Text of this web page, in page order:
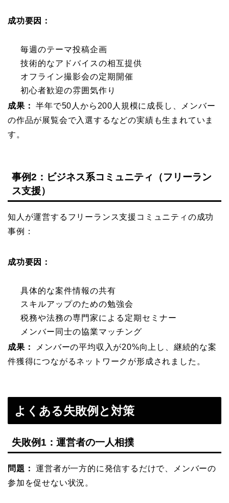
成功要因：
毎週のテーマ投稿企画
技術的なアドバイスの相互提供
オフライン撮影会の定期開催
初心者歓迎の雰囲気作り
成果：
半年で50人から200人規模に成長し、メンバー
の作品が展覧会で入選するなどの実績も生まれていま
す。
事例2：ビジネス系コミュニティ（フリーラン
ス支援）
知人が運営するフリーランス支援コミュニティの成功
事例：
成功要因：
具体的な案件情報の共有
スキルアップのための勉強会
税務や法務の専門家による定期セミナー
メンバー同士の協業マッチング
成果：
メンバーの平均収入が20%向上し、継続的な案
件獲得につながるネットワークが形成されました。
よくある失敗例と対策
失敗例1：運営者の一人相撲
問題：
運営者が一方的に発信するだけで、メンバーの
参加を促せない状況。